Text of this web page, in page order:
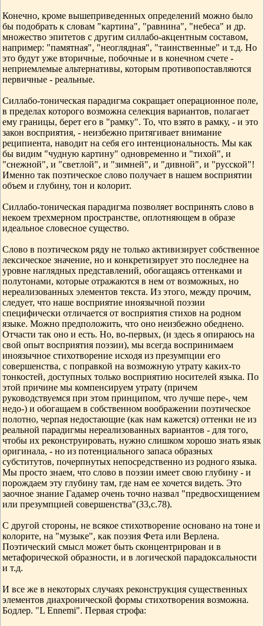
Конечно, кроме вышеприведенных определений можно было
бы подобрать к словам "картина", "равнина", "небеса" и др.
множество эпитетов с другим силлабо-акцентным составом,
например: "памятная", "неоглядная", "таинственные" и т.д. Но
это будут уже вторичные, побочные и в конечном счете -
неприемлемые альтернативы, которым противопоставляются
первичные - реальные.
Силлабо-тоническая парадигма сокращает операционное поле,
в пределах которого возможна селекция вариантов, полагает
ему границы, берет его в "рамку". То, что взято в рамку, - и это
закон восприятия, - неизбежно притягивает внимание
реципиента, наводит на себя его интенциональность. Мы как
бы видим "чудную картину" одновременно и "тихой", и
"снежной", и "светлой", и "зимней", и "дивной", и "русской"!
Именно так поэтическое слово получает в нашем восприятии
объем и глубину, тон и колорит.
Силлабо-тоническая парадигма позволяет воспринять слово в
некоем трехмерном пространстве, оплотняющем в образе
идеальное словесное существо.
Слово в поэтическом ряду не только активизирует собственное
лексическое значение, но и конкретизирует это последнее на
уровне наглядных представлений, обогащаясь оттенками и
полутонами, которые отражаются в нем от возможных, но
нереализованных элементов текста. Из этого, между прочим,
следует, что наше восприятие иноязычной поэзии
специфически отличается от восприятия стихов на родном
языке. Можно предположить, что оно неизбежно обеднено.
Отчасти так оно и есть. Но, во-первых, (и здесь я опираюсь на
свой опыт восприятия поэзии), мы всегда воспринимаем
иноязычное стихотворение исходя из презумпции его
совершенства, с поправкой на возможную утрату каких-то
тонкостей, доступных только восприятию носителей языка. По
этой причине мы компенсируем утрату (причем
руководствуемся при этом принципом, что лучше пере-, чем
недо-) и обогащаем в собственном воображении поэтическое
полотно, черпая недостающие (как нам кажется) оттенки не из
реальной парадигмы нереализованных вариантов - для того,
чтобы их реконструировать, нужно слишком хорошо знать язык
оригинала, - но из потенциального запаса образных
субститутов, почерпнутых непосредственно из родного языка.
Мы просто знаем, что слово в поэзии имеет свою глубину - и
порождаем эту глубину там, где нам ее хочется видеть. Это
заочное знание Гадамер очень точно назвал "предвосхищением
или презумпцией совершенства"(33,с.78).
С другой стороны, не всякое стихотворение основано на тоне и
колорите, на "музыке", как поэзия Фета или Верлена.
Поэтический смысл может быть сконцентрирован и в
метафорической образности, и в логической парадоксальности
и т.д.
И все же в некоторых случаях реконструкция существенных
элементов диахронической формы стихотворения возможна.
Бодлер. "L Ennemi". Первая строфа: